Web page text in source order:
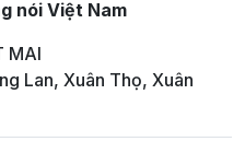
nói Việt Nam
MAI
Lan, Xuân Thọ, Xuân